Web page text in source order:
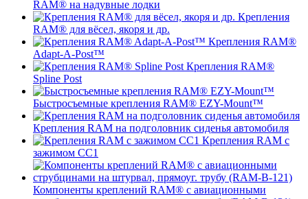
RAM® на надувные лодки
Крепления
RAM® для вёсел, якоря и др.
Крепления RAM®
Adapt-A-Post™
Крепления RAM®
Spline Post
Быстросъемные крепления RAM® EZY-Mount™
Крепления RAM на подголовник сиденья автомобиля
Крепления RAM с
зажимом СС1
Компоненты креплений RAM® с авиационными